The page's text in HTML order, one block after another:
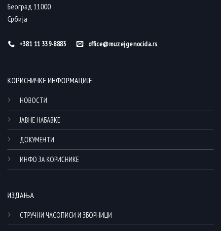
Београд 11000
Србија
+381 11 339-8883 office@muzejgenocida.rs
КОРИСНИЧКЕ ИНФОРМАЦИЈЕ
НОВОСТИ
ЈАВНЕ НАБАВКЕ
ДОКУМЕНТИ
ИНФО ЗА КОРИСНИКЕ
ИЗДАЊА
СТРУЧНИ ЧАСОПИСИ И ЗБОРНИЦИ